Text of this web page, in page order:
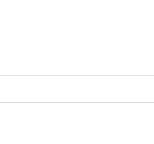
마감
감
충돌 흔적 포착
끝 과달라하라 격파